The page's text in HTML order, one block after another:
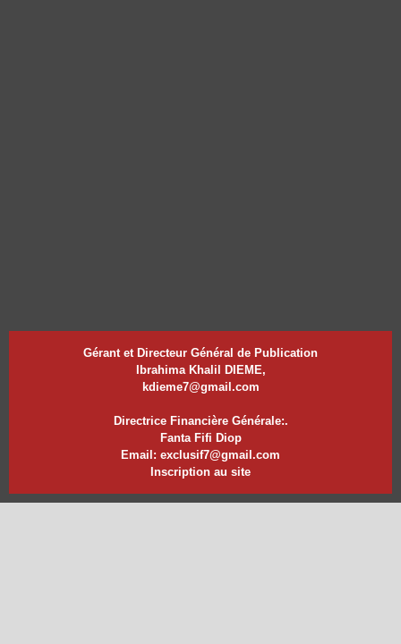
Gérant et Directeur Général de Publication
Ibrahima Khalil DIEME,
kdieme7@gmail.com
Directrice Financière Générale:.
Fanta Fifi Diop
Email: exclusif7@gmail.com
Inscription au site